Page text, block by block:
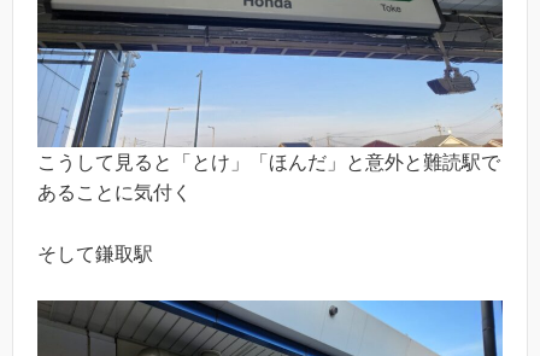
こうして見ると「とけ」「ほんだ」と意外と難読駅で
あることに気付く
そして鎌取駅